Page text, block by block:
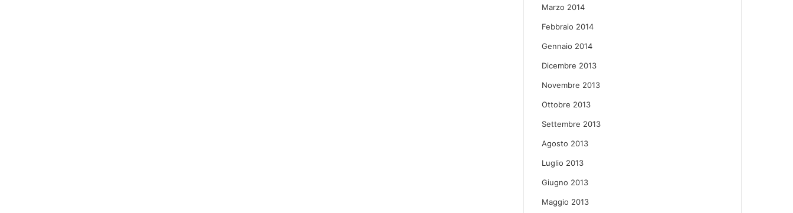
Marzo 2014
Febbraio 2014
Gennaio 2014
Dicembre 2013
Novembre 2013
Ottobre 2013
Settembre 2013
Agosto 2013
Luglio 2013
Giugno 2013
Maggio 2013